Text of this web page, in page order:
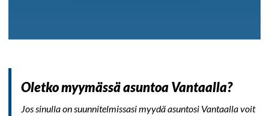
Oletko myymässä asuntoa Vantaalla?
Jos sinulla on suunnitelmissasi myydä asuntosi Vantaalla voit